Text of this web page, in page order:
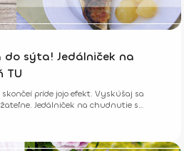
do sýta! Jedálniček na
TU
príde jojo efekt. Vyskúšaj sa
Jedálniček na chudnutie s